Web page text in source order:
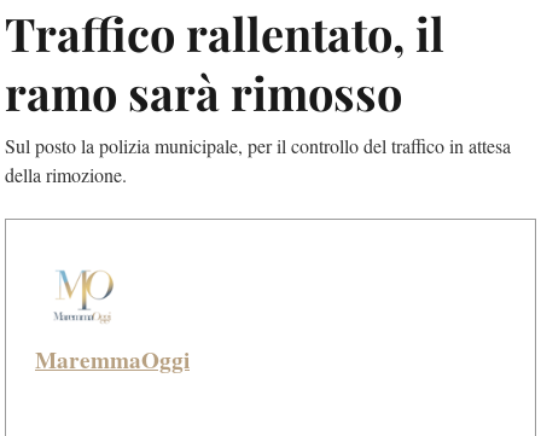
Traffico rallentato, il
ramo sarà rimosso
Sul posto la polizia municipale, per il controllo del traffico in attesa
della rimozione.
MaremmaOggi